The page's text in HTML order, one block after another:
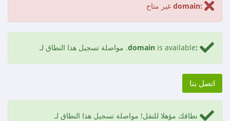
:domain غير متاح
:domain
is available. مواصلة تسجيل هذا النطاق لـ
اتصل بنا
نطاقك مؤهلا للنقل! مواصلة تسجيل هذا النطاق لـ